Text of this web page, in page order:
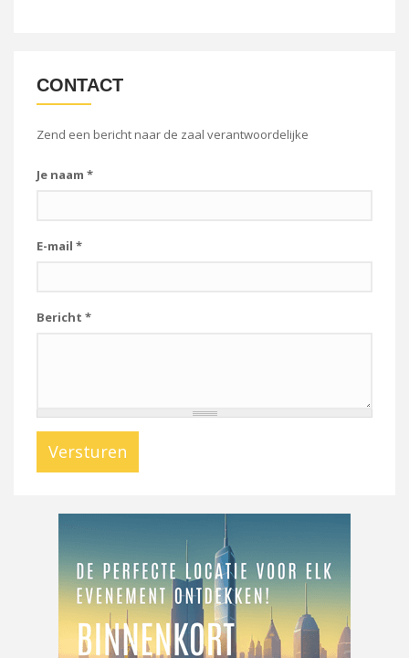
CONTACT
Zend een bericht naar de zaal verantwoordelijke
Je naam *
E-mail *
Bericht *
Versturen